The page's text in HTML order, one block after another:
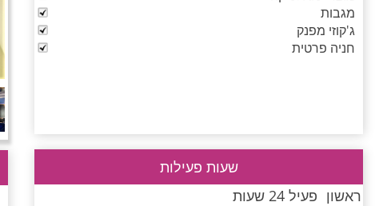
מגבות
ג'קוזי מפנק
חניה פרטית
שעות פעילות
ראשון פעיל 24 שעות